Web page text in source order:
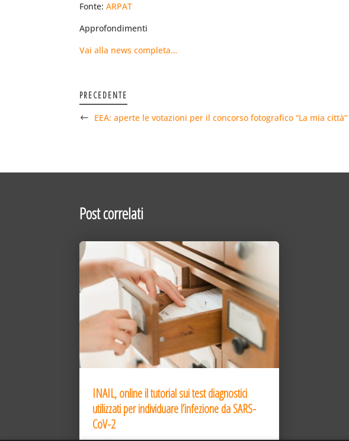
Fonte:ARPAT
Approfondimenti
Vai alla news completa…
PRECEDENTE
EEA: aperte le votazioni per il concorso fotografico “La mia città”
Post correlati
INAIL, online il tutorial sui test diagnostici
utilizzati per individuare l’infezione da SARS-
CoV-2